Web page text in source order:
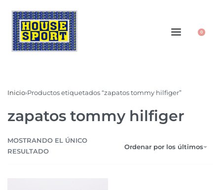
0
Inicio›Productos etiquetados “zapatos tommy hilfiger”
zapatos tommy hilfiger
MOSTRANDO EL ÚNICO
RESULTADO
Ordenar por los últimos